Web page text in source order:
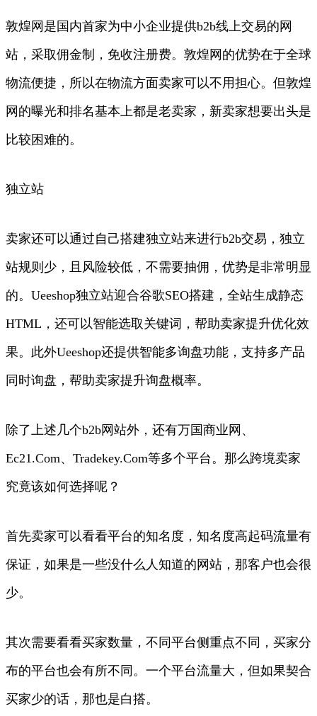
敦煌网是国内首家为中小企业提供b2b线上交易的网
站，采取佣金制，免收注册费。敦煌网的优势在于全球
物流便捷，所以在物流方面卖家可以不用担心。但敦煌
网的曝光和排名基本上都是老卖家，新卖家想要出头是
比较困难的。
独立站
卖家还可以通过自己搭建独立站来进行b2b交易，独立
站规则少，且风险较低，不需要抽佣，优势是非常明显
的。Ueeshop独立站迎合谷歌SEO搭建，全站生成静态
HTML，还可以智能选取关键词，帮助卖家提升优化效
果。此外Ueeshop还提供智能多询盘功能，支持多产品
同时询盘，帮助卖家提升询盘概率。
除了上述几个b2b网站外，还有万国商业网、
Ec21.Com、Tradekey.Com等多个平台。那么跨境卖家
究竟该如何选择呢？
首先卖家可以看看平台的知名度，知名度高起码流量有
保证，如果是一些没什么人知道的网站，那客户也会很
少。
其次需要看看买家数量，不同平台侧重点不同，买家分
布的平台也会有所不同。一个平台流量大，但如果契合
买家少的话，那也是白搭。